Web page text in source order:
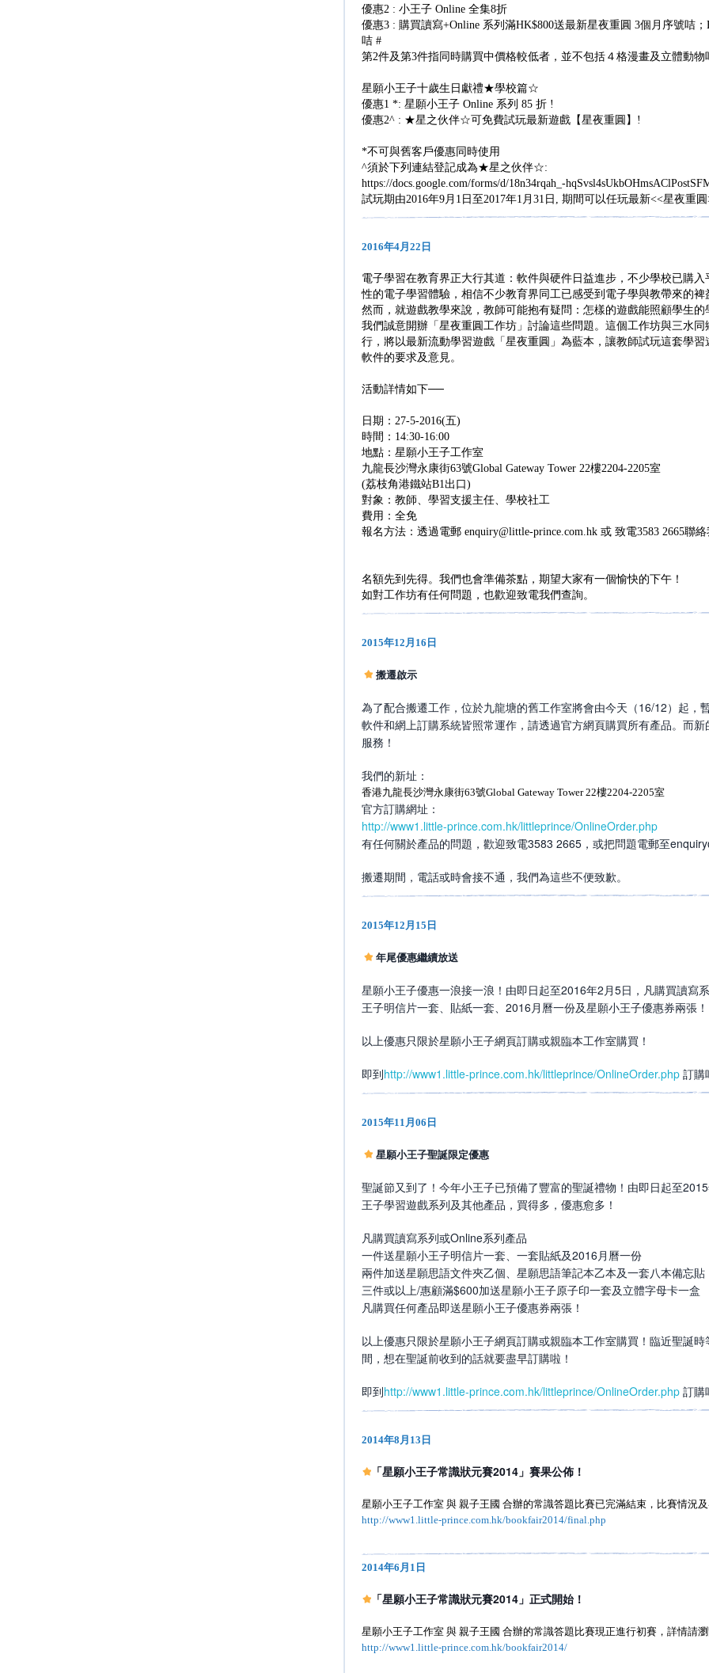
優惠2 : 小王子 Online 全集8折
優惠3 : 購買讀寫+Online 系列滿HK$800送最新星夜重圓 3個月序號咭
咭 #
第2件及第3件指同時購買中價格較低者，並不包括４格漫畫及立體動物
星願小王子十歲生日獻禮★學校篇☆
優惠1 *: 星願小王子 Online 系列 85 折 !
優惠2^ : ★星之伙伴☆可免費試玩最新遊戲【星夜重圓】!
*不可與舊客戶優惠同時使用
^須於下列連結登記成為★星之伙伴☆:
https://docs.google.com/forms/d/18n34rqah_-
試玩期由2016年9月1日至2017年1月31日, 期間可以任玩最新<<星夜重
2016年4月22日
電子學習在教育界正大行其道：軟件與硬件日益進步，不少學校已購
性的電子學習體驗，相信不少教育界同工已感受到電子學與教帶來的裨
然而，就遊戲教學來說，教師可能抱有疑問：怎樣的遊戲能照顧學生
我們誠意開辦「星夜重圓工作坊」討論這些問題。這個工作坊與三水
行，將以最新流動學習遊戲「星夜重圓」為藍本，讓教師試玩這套學
軟件的要求及意見。
活動詳情如下──
日期：27-5-2016(五)
時間：14:30-16:00
地點：星願小王子工作室
九龍長沙灣永康街63號Global Gateway Tower 22樓2204-2205室
(荔枝角港鐵站B1出口)
對象：教師、學習支援主任、學校社工
費用：全免
報名方法：透過電郵 enquiry@little-prince.com.hk 或 致電3583 2665聯
名額先到先得。我們也會準備茶點，期望大家有一個愉快的下午！
如對工作坊有任何問題，也歡迎致電我們查詢。
2015年12月16日
搬遷啟示
為了配合搬遷工作，位於九龍塘的舊工作室將會由今天（16/12）起，
軟件和網上訂購系統皆照常運作，請透過官方網頁購買所有產品。而
服務！
我們的新址：
香港九龍長沙灣永康街63號Global Gateway Tower 22樓2204-2205室
官方訂購網址：
http://www1.little-prince.com.hk/littleprince/OnlineOrder.php
有任何關於產品的問題，歡迎致電3583 2665，或把問題電郵至
搬遷期間，電話或時會接不通，我們為這些不便致歉。
2015年12月15日
年尾優惠繼續放送
星願小王子優惠一浪接一浪！由即日起至2016年2月5日，凡購買讀寫
王子明信片一套、貼紙一套、2016月曆一份及星願小王子優惠券兩張！
以上優惠只限於星願小王子網頁訂購或親臨本工作室購買！
即到http://www1.little-prince.com.hk/littleprince/OnlineOrder.php 訂購
2015年11月06日
星願小王子聖誕限定優惠
聖誕節又到了！今年小王子已預備了豐富的聖誕禮物！由即日起至
王子學習遊戲系列及其他產品，買得多，優惠愈多！
凡購買讀寫系列或Online系列產品
一件送星願小王子明信片一套、一套貼紙及2016月曆一份
兩件加送星願思語文件夾乙個、星願思語筆記本乙本及一套八本備忘貼
三件或以上/惠顧滿$600加送星願小王子原子印一套及立體字母卡一盒
凡購買任何產品即送星願小王子優惠券兩張！
以上優惠只限於星願小王子網頁訂購或親臨本工作室購買！臨近聖誕
間，想在聖誕前收到的話就要盡早訂購啦！
即到http://www1.little-prince.com.hk/littleprince/OnlineOrder.php 訂購
2014年8月13日
「星願小王子常識狀元賽2014」賽果公佈！
星願小王子工作室 與 親子王國 合辦的常識答題比賽已完滿結束，比賽情況
http://www1.little-prince.com.hk/bookfair2014/final.php
2014年6月1日
「星願小王子常識狀元賽2014」正式開始！
星願小王子工作室 與 親子王國 合辦的常識答題比賽現正進行初賽，詳情請
http://www1.little-prince.com.hk/bookfair2014/